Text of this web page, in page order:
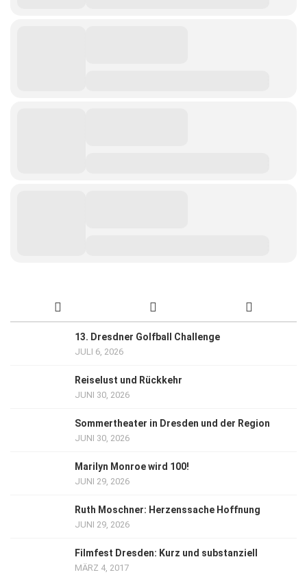
13. Dresdner Golfball Challenge
JULI 6, 2026
Reiselust und Rückkehr
JUNI 30, 2026
Sommertheater in Dresden und der Region
JUNI 30, 2026
Marilyn Monroe wird 100!
JUNI 29, 2026
Ruth Moschner: Herzenssache Hoffnung
JUNI 29, 2026
Filmfest Dresden: Kurz und substanziell
MÄRZ 4, 2017